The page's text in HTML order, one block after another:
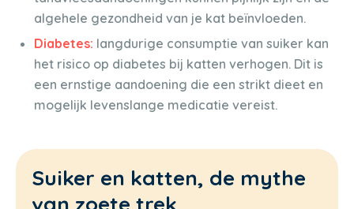
algehele gezondheid van je kat beïnvloeden.
Diabetes: langdurige consumptie van suiker kan
het risico op diabetes bij katten verhogen. Dit is
een ernstige aandoening die een strikt dieet en
mogelijk levenslange medicatie vereist.
Suiker en katten, de mythe
van zoete trek